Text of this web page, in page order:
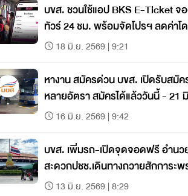
บขส. ชวนใช้แอป BKS E-Ticket จ
ทัวร์ 24 ชม. พร้อมจัดโปรฯ ลดค่าโ
10%18 มิ.ย. 2569 | 9:21
หางาน สมัครด่วน บขส. เปิดรับสมัค
หลายอัตรา สมัครได้แล้ววันนี้ - 21
16 มิ.ย. 2569 | 9:42
บขส. เพิ่มรถ-เปิดจุดจอดฟรี อำนว
สะดวกปชช.เดินทางถวายสักการะ
“เจ้าฟ้าพัชรกิติยาภาฯ”
13 มิ.ย. 2569 | 8:29